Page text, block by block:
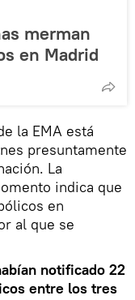
merman
en Madrid
la EMA está
presuntamente
La
indica que
en
al que se
notificado 22
entre los tres